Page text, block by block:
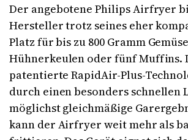
Der angebotene Philips Airfryer
Hersteller trotz seines eher
Platz für bis zu 800 Gramm
Hühnerkeulen oder fünf Muffins.
patentierte RapidAir-Plus-
durch einen besonders
möglichst gleichmäßige
kann der Airfryer weit mehr als